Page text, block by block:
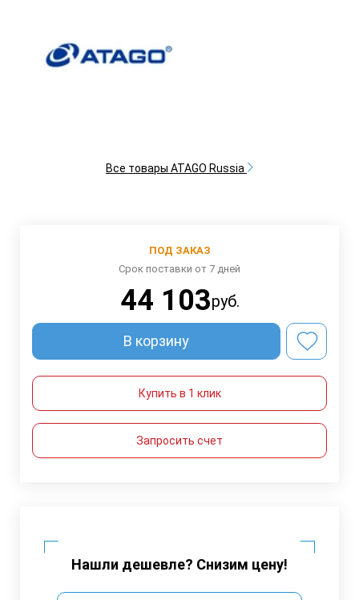
Все товары ATAGO Russia
ПОД ЗАКАЗ
Срок поставки от 7 дней
44 103руб.
В корзину
Купить в 1 клик
Запросить счет
Нашли дешевле? Снизим цену!